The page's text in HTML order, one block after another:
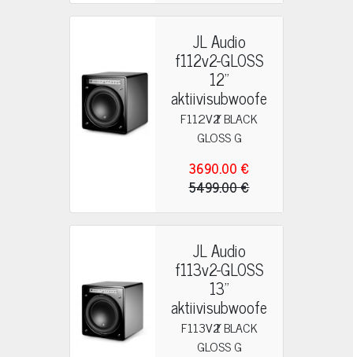
JL Audio
f112v2-GLOSS
12"
aktiivisubwoofe
r
F112V2 BLACK
GLOSS G
3690.00 €
5499.00 €
JL Audio
f113v2-GLOSS
13"
aktiivisubwoofe
r
F113V2 BLACK
GLOSS G